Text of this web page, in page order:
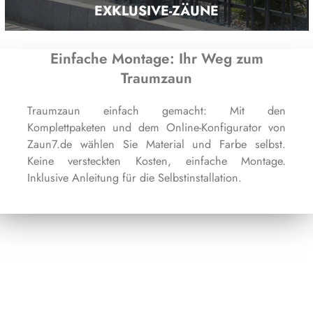
EXKLUSIVE-ZÄUNE
Einfache Montage: Ihr Weg zum
Traumzaun
Traumzaun einfach gemacht: Mit den
Komplettpaketen und dem Online-Konfigurator von
Zaun7.de wählen Sie Material und Farbe selbst.
Keine versteckten Kosten, einfache Montage.
Inklusive Anleitung für die Selbstinstallation.